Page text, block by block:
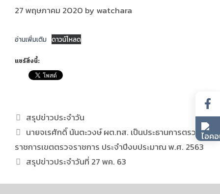
27 พฤษภาคม 2020 bywatchara
อ่านเพิ่มเติม ดาวน์โหลด
แชร์สิ่งนี้:
สรุปข่าวประจำวัน
นายจเรศักดิ์ นันตะวงษ์ ผต.ทส. เป็นประธานการตรวจ
ราชการเขตตรวจราชการ ประจำปีงบประมาณ พ.ศ. 2563
สรุปข่าวประจำวันที่ 27 พค. 63